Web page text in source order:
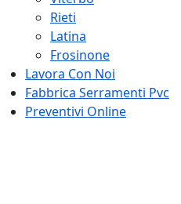
Rieti
Latina
Frosinone
Lavora Con Noi
Fabbrica Serramenti Pvc
Preventivi Online